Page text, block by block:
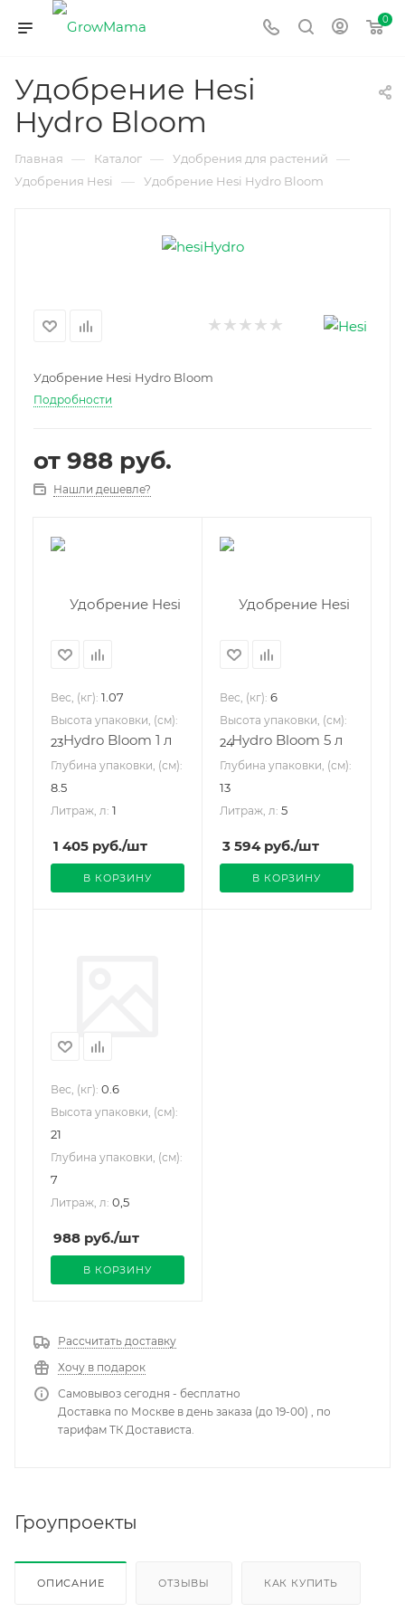
0
Удобрение Hesi
Hydro Bloom
Главная — Каталог — Удобрения для растений —
Удобрения Hesi — Удобрение Hesi Hydro Bloom
Удобрение Hesi Hydro Bloom
Подробности
от 988 руб.
Нашли дешевле?
Вес, (кг): 1.07
Высота упаковки, (см):
23
Глубина упаковки, (см):
8.5
Литраж, л: 1
1 405 руб./шт
В КОРЗИНУ
Вес, (кг): 6
Высота упаковки, (см):
24
Глубина упаковки, (см):
13
Литраж, л: 5
3 594руб./шт
В КОРЗИНУ
Вес, (кг): 0.6
Высота упаковки, (см):
21
Глубина упаковки, (см):
7
Литраж, л: 0,5
988 руб./шт
В КОРЗИНУ
Рассчитать доставку
Хочу в подарок
Самовывоз сегодня - бесплатно
Доставка по Москве в день заказа (до 19-00) , по
тарифам ТК Достависта.
Гроупроекты
ОПИСАНИЕ ОТЗЫВЫ КАК КУПИТЬ